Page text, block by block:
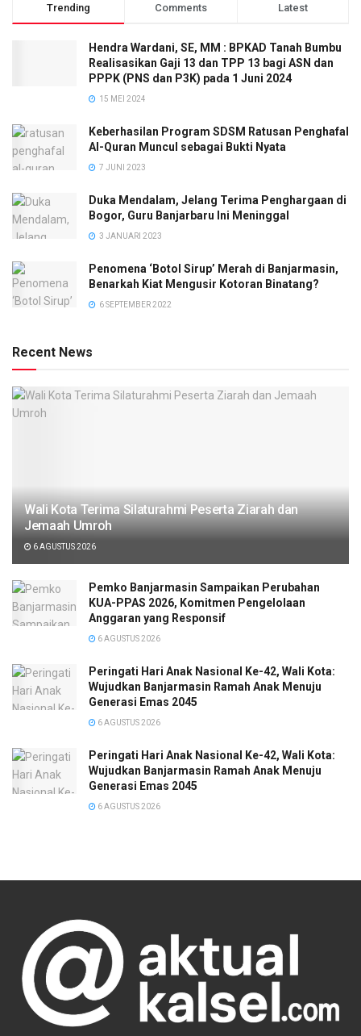
Trending Comments Latest
Hendra Wardani, SE, MM : BPKAD Tanah Bumbu
Realisasikan Gaji 13 dan TPP 13 bagi ASN dan
PPPK (PNS dan P3K) pada 1 Juni 2024
15 MEI 2024
Keberhasilan Program SDSM Ratusan Penghafal
Al-Quran Muncul sebagai Bukti Nyata
7 JUNI 2023
Duka Mendalam, Jelang Terima Penghargaan di
Bogor, Guru Banjarbaru Ini Meninggal
3 JANUARI 2023
Penomena ‘Botol Sirup’ Merah di Banjarmasin,
Benarkah Kiat Mengusir Kotoran Binatang?
6 SEPTEMBER 2022
Recent News
Wali Kota Terima Silaturahmi Peserta Ziarah dan
Jemaah Umroh
6 AGUSTUS 2026
Pemko Banjarmasin Sampaikan Perubahan
KUA-PPAS 2026, Komitmen Pengelolaan
Anggaran yang Responsif
6 AGUSTUS 2026
Peringati Hari Anak Nasional Ke-42, Wali Kota:
Wujudkan Banjarmasin Ramah Anak Menuju
Generasi Emas 2045
6 AGUSTUS 2026
Peringati Hari Anak Nasional Ke-42, Wali Kota:
Wujudkan Banjarmasin Ramah Anak Menuju
Generasi Emas 2045
6 AGUSTUS 2026